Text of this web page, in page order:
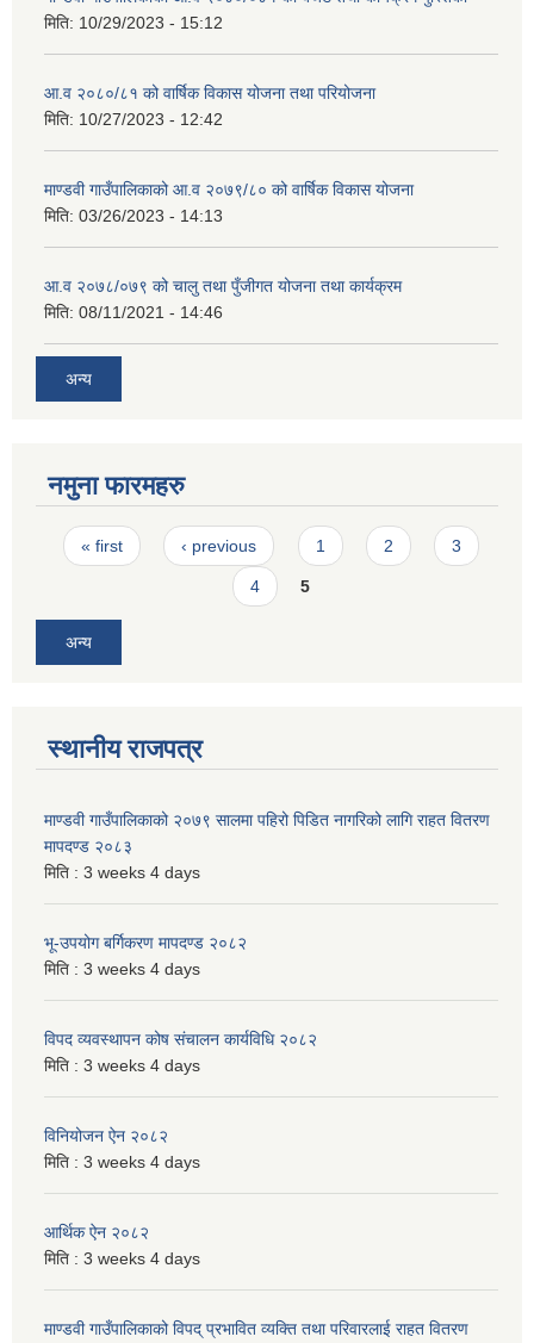
मिति: 10/29/2023 - 15:12
आ.व २०८०/८१ को वार्षिक विकास योजना तथा परियोजना
मिति: 10/27/2023 - 12:42
माण्डवी गाउँपालिकाको आ.व २०७९/८० को वार्षिक विकास योजना
मिति: 03/26/2023 - 14:13
आ.व २०७८/०७९ को चालु तथा पुँजीगत योजना तथा कार्यक्रम
मिति: 08/11/2021 - 14:46
अन्य
नमुना फारमहरु
Pages
« first ‹ previous 1 2 3
4 5
अन्य
स्थानीय राजपत्र
माण्डवी गाउँपालिकाको २०७९ सालमा पहिरो पिडित नागरिको लागि राहत वितरण
मापदण्ड २०८३
मिति : 3 weeks 4 days
भू-उपयोग बर्गिकरण मापदण्ड २०८२
मिति : 3 weeks 4 days
विपद व्यवस्थापन कोष संचालन कार्यविधि २०८२
मिति : 3 weeks 4 days
विनियोजन ऐन २०८२
मिति : 3 weeks 4 days
आर्थिक ऐन २०८२
मिति : 3 weeks 4 days
माण्डवी गाउँपालिकाको विपद् प्रभावित व्यक्ति तथा परिवारलाई राहत वितरण